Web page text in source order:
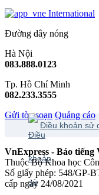
International
Đường dây nóng
Hà Nội
083.888.0123
Tp. Hồ Chí Minh
082.233.3555
Gửi tòa soạn Quảng cáo
Điều khoản sử
VnExpress - Báo tiếng
Thuộc Bộ Khoa học
Số giấy phép: 548/GP-
cấp ngày 24/08/2021